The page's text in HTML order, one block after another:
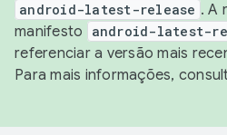
android-latest-release . A
manifesto
android-latest-
referenciar a versão mais
Para mais informações,